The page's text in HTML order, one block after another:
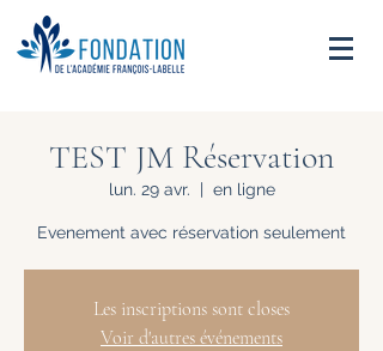
TEST JM Réservation
lun. 29 avr.
  |
en ligne
Evenement avec réservation seulement
Les inscriptions sont closes
Voir d'autres événements